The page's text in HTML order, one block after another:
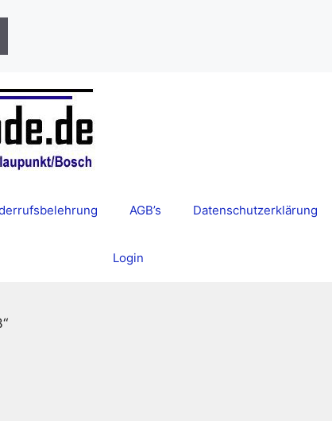
AGB’s Datenschutzerklärung
Login